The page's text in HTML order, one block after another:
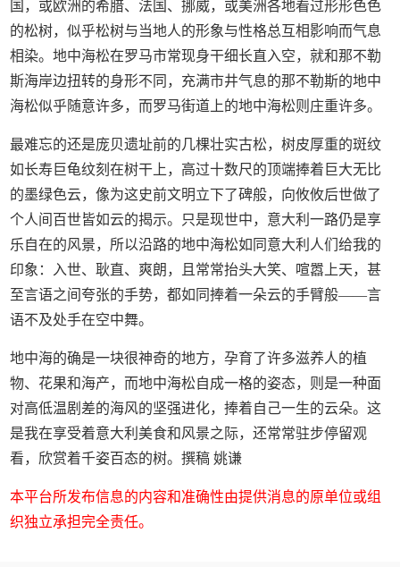
国，或欧洲的希腊、法国、挪威，或美洲各地看过形形色色
的松树，似乎松树与当地人的形象与性格总互相影响而气息
相染。地中海松在罗马市常现身干细长直入空，就和那不勒
斯海岸边扭转的身形不同，充满市井气息的那不勒斯的地中
海松似乎随意许多，而罗马街道上的地中海松则庄重许多。
最难忘的还是庞贝遗址前的几棵壮实古松，树皮厚重的斑纹
如长寿巨龟纹刻在树干上，高过十数尺的顶端捧着巨大无比
的墨绿色云，像为这史前文明立下了碑般，向攸攸后世做了
个人间百世皆如云的揭示。只是现世中，意大利一路仍是享
乐自在的风景，所以沿路的地中海松如同意大利人们给我的
印象：入世、耿直、爽朗，且常常抬头大笑、喧嚣上天，甚
至言语之间夸张的手势，都如同捧着一朵云的手臂般——言
语不及处手在空中舞。
地中海的确是一块很神奇的地方，孕育了许多滋养人的植
物、花果和海产，而地中海松自成一格的姿态，则是一种面
对高低温剧差的海风的坚强进化，捧着自己一生的云朵。这
是我在享受着意大利美食和风景之际，还常常驻步停留观
看，欣赏着千姿百态的树。撰稿 姚谦
本平台所发布信息的内容和准确性由提供消息的原单位或组
织独立承担完全责任。